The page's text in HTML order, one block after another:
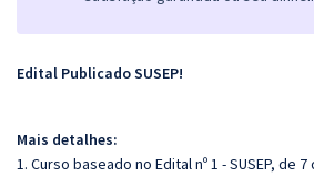
Edital Publicado SUSEP!
Mais detalhes:
1. Curso baseado no Edital nº 1 - SUSEP, de